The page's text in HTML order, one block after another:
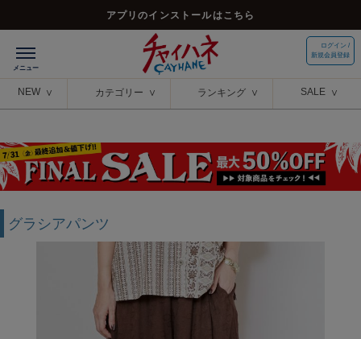
アプリのインストールはこちら
ログイン /
新規会員登録
NEW カテゴリー ランキング SALE
グラシアパンツ